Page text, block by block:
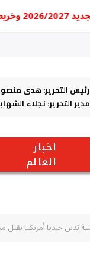
رئيس التحرير: هدى
مدير التحرير: نجلاء
اخبار
العالم
تدين جنديا أمريكيا